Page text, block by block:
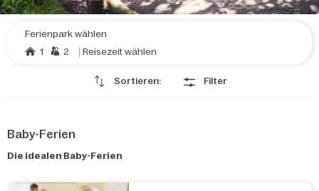
Ferienpark wählen
1
2 Reisezeit wählen
Sortieren: Filter
Baby-Ferien
Die idealen Baby-Ferien